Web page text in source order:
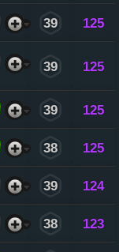
39 125
39 125
39 125
38 125
39 124
38 123